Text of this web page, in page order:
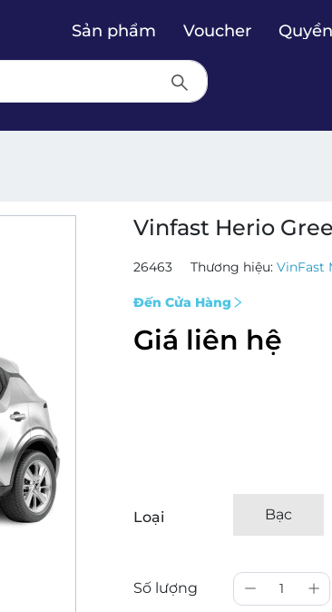
Sản phẩm Voucher
Vinfast Herio
26463 Thương hiệu: VinFast
Đến Cửa Hàng
Giá liên hệ
Loại Bạc
Số lượng 1